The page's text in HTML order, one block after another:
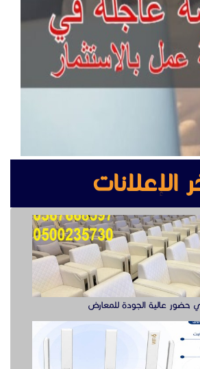
الإعلانات
حضور عالية الجودة للمعارض
راوتر ريجي
سرعة وأداء موثوق لشبكتك